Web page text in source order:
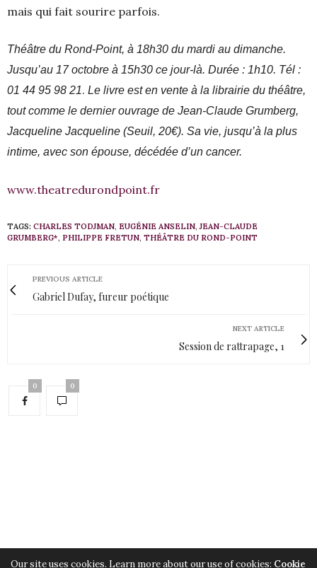
mais qui fait sourire parfois.
Théâtre du Rond-Point, à 18h30 du mardi au dimanche.
Jusqu’au 17 octobre à 15h30 ce jour-là. Durée : 1h10. Tél :
01 44 95 98 21. Le livre est en vente à la librairie du théâtre,
tout comme le dernier ouvrage de Jean-Claude Grumberg,
Jacqueline Jacqueline (Seuil, 20€). Sa vie, jusqu’à la plus
intime, avec son épouse, décédée d’un cancer.
www.theatredurondpoint.fr
TAGS: CHARLES TODJMAN, EUGÉNIE ANSELIN,JEAN-CLAUDE
GRUMBERG*, PHILIPPE FRETUN, THÉÂTRE DU ROND-POINT
PREVIOUS ARTICLE
Gabriel Dufay, fureur poétique
NEXT ARTICLE
Session de rattrapage, 1
0 0
Our site uses cookies. Learn more about our use of cookies: Cookie